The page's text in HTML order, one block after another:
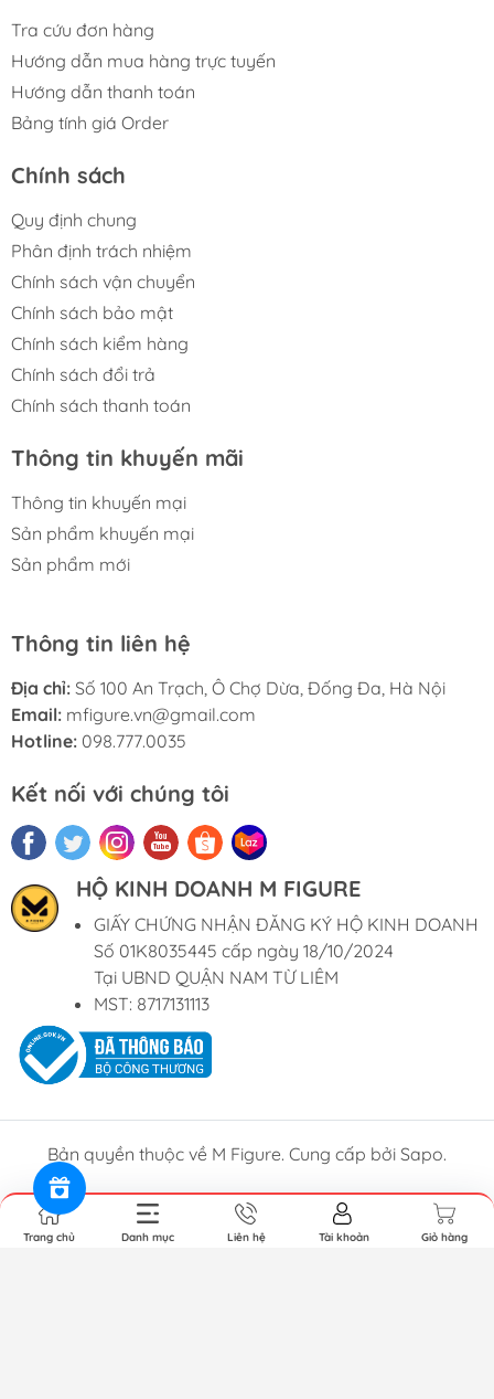
Tra cứu đơn hàng
Hướng dẫn mua hàng trực tuyến
Hướng dẫn thanh toán
Bảng tính giá Order
Chính sách
Quy định chung
Phân định trách nhiệm
Chính sách vận chuyển
Chính sách bảo mật
Chính sách kiểm hàng
Chính sách đổi trả
Chính sách thanh toán
Thông tin khuyến mãi
Thông tin khuyến mại
Sản phẩm khuyến mại
Sản phẩm mới
Thông tin liên hệ
Địa chỉ: Số 100 An Trạch, Ô Chợ Dừa, Đống Đa, Hà Nội
Email: mfigure.vn@gmail.com
Hotline: 098.777.0035
Kết nối với chúng tôi
HỘ KINH DOANH M FIGURE
GIẤY CHỨNG NHẬN ĐĂNG KÝ HỘ KINH DOANH
Số 01K8035445 cấp ngày 18/10/2024
Tại UBND QUẬN NAM TỪ LIÊM
MST: 8717131113
Bản quyền thuộc về M Figure. Cung cấp bởi Sapo.
Trang chủ Danh mục Liên hệ Tài khoản Giỏ hàng